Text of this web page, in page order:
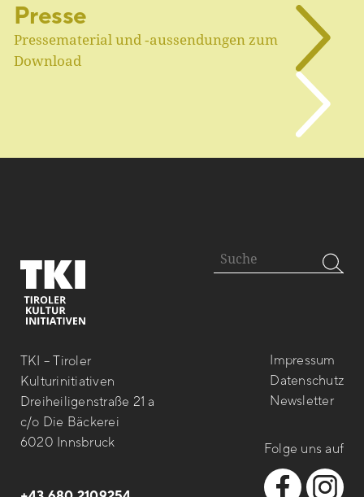
Presse
Pressematerial und ‑aussendungen zum
Download
TKI – Tiroler
Kulturinitiativen
Dreiheiligenstraße 21 a
c/o Die Bäckerei
6020 Innsbruck
Impressum
Datenschutz
Newsletter
Folge uns auf